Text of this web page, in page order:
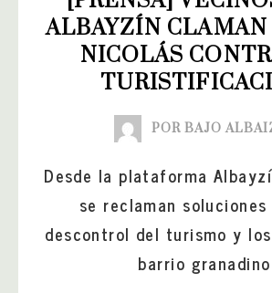
ALBAYZÍN CLAMAN
NICOLÁS
POR BAJO
Desde la plataforma
se reclaman
descontrol del turismo y
barrio granadino